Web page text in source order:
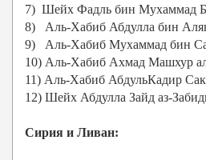
7) Шейх Фадль бин Мухаммад
8) Аль-Хабиб Абдулла бин
9) Аль-Хабиб Мухаммад бин
10) Аль-Хабиб Ахмад Машхур
11) Аль-Хабиб АбдульКадир
12) Шейх Абдулла Зайд аз-
Сирия и Ливан: